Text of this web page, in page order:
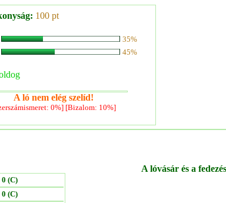
100 pt
35%
45%
A ló nem elég szelíd!
0%] [Bizalom: 10%]
0 (C)
0 (C)
A lóvásár és a